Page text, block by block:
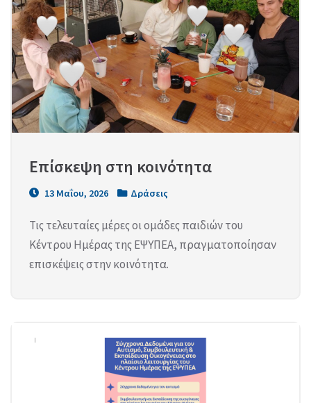
Επίσκεψη στη κοινότητα
13 Μαΐου, 2026 Δράσεις
Τις τελευταίες μέρες οι ομάδες παιδιών του
Κέντρου Ημέρας της ΕΨΥΠΕΑ, πραγματοποίησαν
επισκέψεις στην κοινότητα.